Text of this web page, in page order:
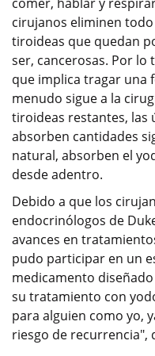
cirujanos eliminen
tiroideas que quedan
ser, cancerosas. Por
que implica tragar una
menudo sigue a la
tiroideas restantes, las
absorben cantidades
natural, absorben el
desde adentro.
Debido a que los
endocrinólogos de
avances en
pudo participar en un
medicamento
su tratamiento con
para alguien como yo,
riesgo de recurrencia",